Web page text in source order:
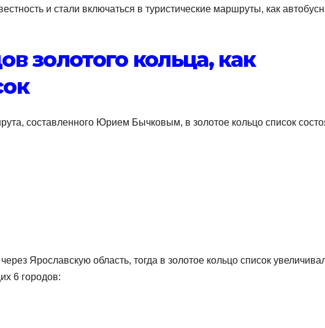
и стали включаться в туристические маршруты, как
золотого кольца, как
составленного Юрием Бычковым, в золотое кольцо список
Ярославскую область, тогда в золотое кольцо список
6 городов: